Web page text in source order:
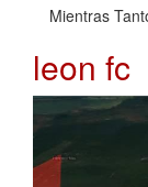
Mientras
leon fc